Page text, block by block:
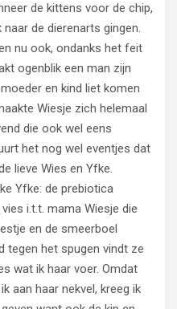
de kittens voor de chip,
de dierenarts gingen.
nu ook, ondanks het feit
ogenblik een man zijn
en kind liet komen
Wiesje zich helemaal
die ook wel eens
het nog wel eventjes dat
lieve Wies en Yfke.
Yfke: de prebiotica
i.t.t. mama Wiesje die
en de smeerboel
tegen het spugen vindt ze
wat ik haar voer. Omdat
aan haar nekvel, kreeg ik